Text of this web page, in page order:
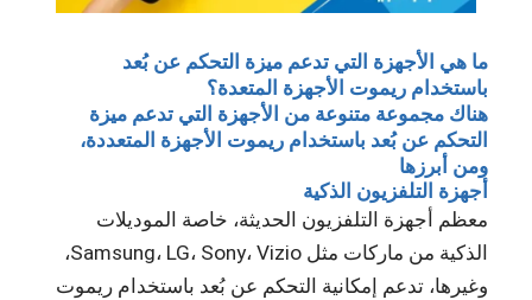
ما هي الأجهزة التي تدعم ميزة التحكم عن بُعد
باستخدام ريموت الأجهزة المتعدة؟
هناك مجموعة متنوعة من الأجهزة التي تدعم ميزة
التحكم عن بُعد باستخدام ريموت الأجهزة المتعددة،
ومن أبرزها
أجهزة التلفزيون الذكية
معظم أجهزة التلفزيون الحديثة، خاصة الموديلات
الذكية من ماركات مثل Samsung، LG، Sony، Vizio،
وغيرها، تدعم إمكانية التحكم عن بُعد باستخدام ريموت